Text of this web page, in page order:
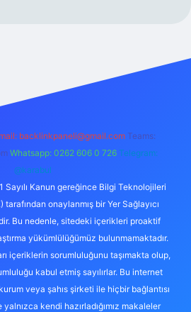
backlinkpaneli@gmail.com Teams:
Whatsapp: 0262 606 0 726 Telegram:
@karabul
Sayılı Kanun gereğince Bilgi Teknolojileri
onaylanmış bir Yer Sağlayıcı
Bu nedenle, sitedeki içerikleri proaktif
yükümlülüğümüz bulunmamaktadır.
içeriklerin sorumluluğunu taşımakta olup,
kabul etmiş sayılırlar. Bu internet
veya şahıs şirketi ile hiçbir bağlantısı
kendi hazırladığımız makaleler